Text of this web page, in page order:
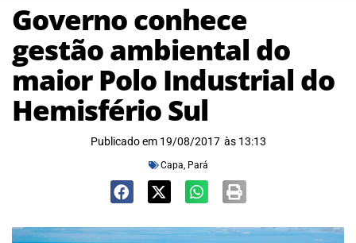
Governo conhece
gestão ambiental do
maior Polo Industrial do
Hemisfério Sul
Publicado em 19/08/2017 às 13:13
Capa, Pará